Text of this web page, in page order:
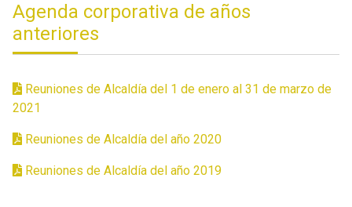
Agenda corporativa de años
anteriores
Reuniones de Alcaldía del 1 de enero al 31 de marzo de
2021
Reuniones de Alcaldía del año 2020
Reuniones de Alcaldía del año 2019